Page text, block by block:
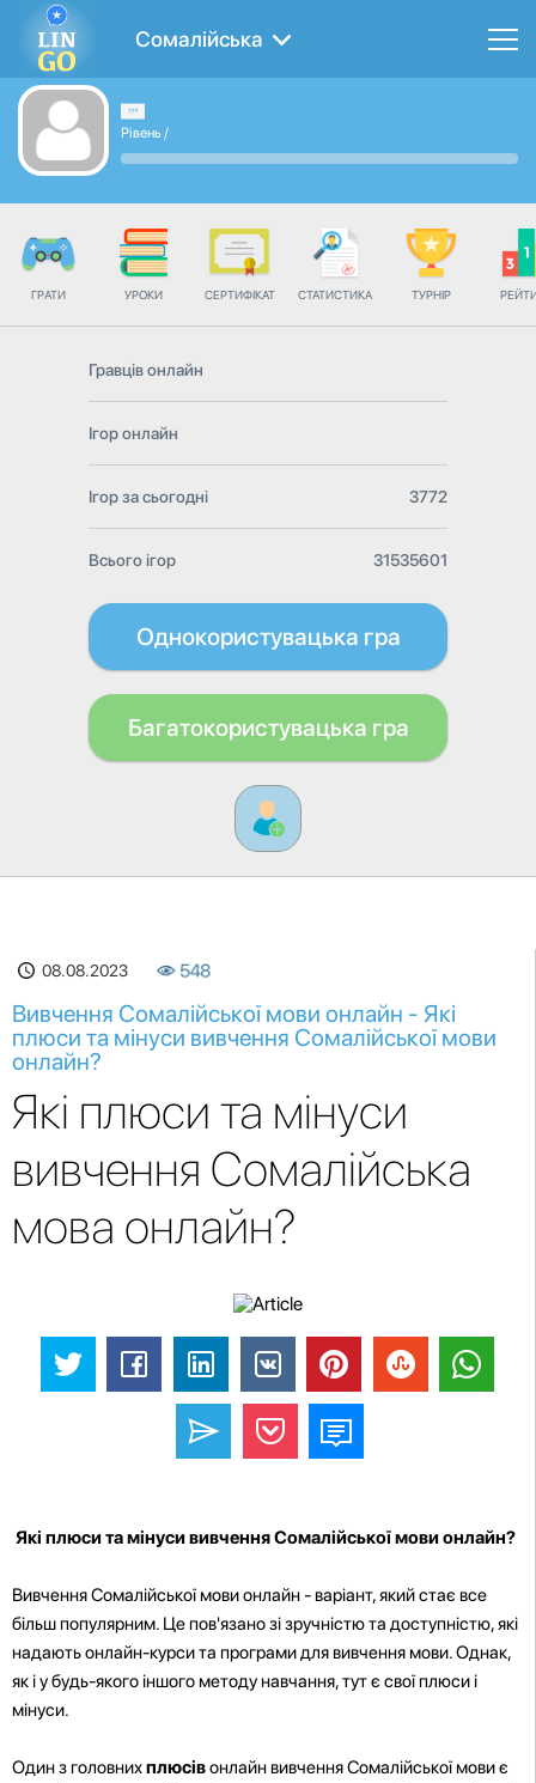
Сомалійська
Рівень /
ГРАТИ УРОКИ СЕРТИФІКАТ СТАТИСТИКА ТУРНІР
Гравців онлайн
Ігор онлайн
Ігор за сьогодні 3772
Всього ігор 31535601
Однокористувацька гра
Багатокористувацька гра
08.08.2023 548
Вивчення Сомалійської мови онлайн - Які
плюси та мінуси вивчення Сомалійської мови
онлайн?
Які плюси та мінуси
вивчення Сомалійська
мова онлайн?
Які плюси та мінуси вивчення Сомалійської мови онлайн?
Вивчення Сомалійської мови онлайн - варіант, який стає все
більш популярним. Це пов'язано зі зручністю та доступністю, які
надають онлайн-курси та програми для вивчення мови. Однак,
як і у будь-якого іншого методу навчання, тут є свої плюси і
мінуси.
Один з головнихплюсівонлайн вивчення Сомалійської мови є